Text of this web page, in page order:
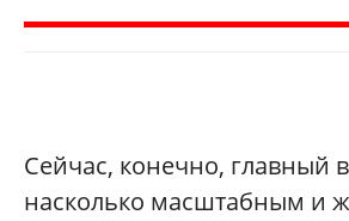
Сейчас, конечно, главный
насколько масштабным и